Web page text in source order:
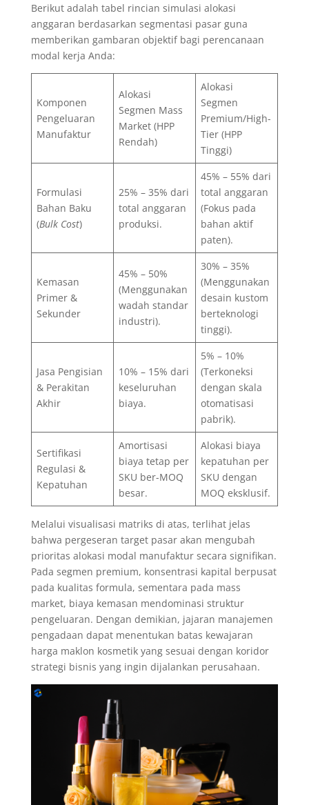
Berikut adalah tabel rincian simulasi alokasi
anggaran berdasarkan segmentasi pasar guna
memberikan gambaran objektif bagi perencanaan
modal kerja Anda:
Komponen
Pengeluaran
Manufaktur
Alokasi
Segmen Mass
Market (HPP
Rendah)
Alokasi
Segmen
Premium/High-
Tier (HPP
Tinggi)
Formulasi
Bahan Baku
(Bulk Cost)
25% – 35% dari
total anggaran
produksi.
45% – 55% dari
total anggaran
(Fokus pada
bahan aktif
paten).
Kemasan
Primer &
Sekunder
45% – 50%
(Menggunakan
wadah standar
industri).
30% – 35%
(Menggunakan
desain kustom
berteknologi
tinggi).
Jasa Pengisian
& Perakitan
Akhir
10% – 15% dari
keseluruhan
biaya.
5% – 10%
(Terkoneksi
dengan skala
otomatisasi
pabrik).
Sertifikasi
Regulasi &
Kepatuhan
Amortisasi
biaya tetap per
SKU ber-MOQ
besar.
Alokasi biaya
kepatuhan per
SKU dengan
MOQ eksklusif.
Melalui visualisasi matriks di atas, terlihat jelas
bahwa pergeseran target pasar akan mengubah
prioritas alokasi modal manufaktur secara signifikan.
Pada segmen premium, konsentrasi kapital berpusat
pada kualitas formula, sementara pada mass
market, biaya kemasan mendominasi struktur
pengeluaran. Dengan demikian, jajaran manajemen
pengadaan dapat menentukan batas kewajaran
harga maklon kosmetik yang sesuai dengan koridor
strategi bisnis yang ingin dijalankan perusahaan.